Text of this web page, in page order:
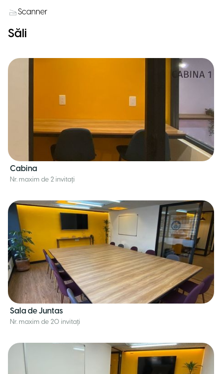
Scanner
Săli
Cabina
Nr. maxim de 2 invitați
Sala de Juntas
Nr. maxim de 20 invitați